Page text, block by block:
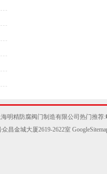
明精防腐阀门制造有限公司热门推荐:
昌金城大厦2619-2622室